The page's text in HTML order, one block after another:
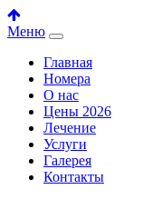
Меню
Главная
Номера
О нас
Цены 2026
Лечение
Услуги
Галерея
Контакты